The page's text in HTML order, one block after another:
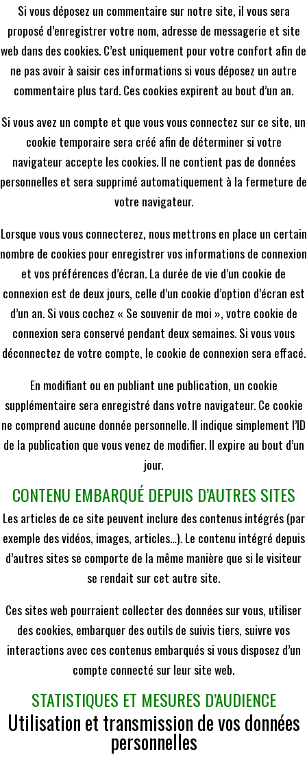
Si vous déposez un commentaire sur notre site, il vous sera
proposé d’enregistrer votre nom, adresse de messagerie et site
web dans des cookies. C’est uniquement pour votre confort afin de
ne pas avoir à saisir ces informations si vous déposez un autre
commentaire plus tard. Ces cookies expirent au bout d’un an.
Si vous avez un compte et que vous vous connectez sur ce site, un
cookie temporaire sera créé afin de déterminer si votre
navigateur accepte les cookies. Il ne contient pas de données
personnelles et sera supprimé automatiquement à la fermeture de
votre navigateur.
Lorsque vous vous connecterez, nous mettrons en place un certain
nombre de cookies pour enregistrer vos informations de connexion
et vos préférences d’écran. La durée de vie d’un cookie de
connexion est de deux jours, celle d’un cookie d’option d’écran est
d’un an. Si vous cochez « Se souvenir de moi », votre cookie de
connexion sera conservé pendant deux semaines. Si vous vous
déconnectez de votre compte, le cookie de connexion sera effacé.
En modifiant ou en publiant une publication, un cookie
supplémentaire sera enregistré dans votre navigateur. Ce cookie
ne comprend aucune donnée personnelle. Il indique simplement l’ID
de la publication que vous venez de modifier. Il expire au bout d’un
jour.
CONTENU EMBARQUÉ DEPUIS D’AUTRES SITES
Les articles de ce site peuvent inclure des contenus intégrés (par
exemple des vidéos, images, articles…). Le contenu intégré depuis
d’autres sites se comporte de la même manière que si le visiteur
se rendait sur cet autre site.
Ces sites web pourraient collecter des données sur vous, utiliser
des cookies, embarquer des outils de suivis tiers, suivre vos
interactions avec ces contenus embarqués si vous disposez d’un
compte connecté sur leur site web.
STATISTIQUES ET MESURES D’AUDIENCE
Utilisation et transmission de vos données
personnelles